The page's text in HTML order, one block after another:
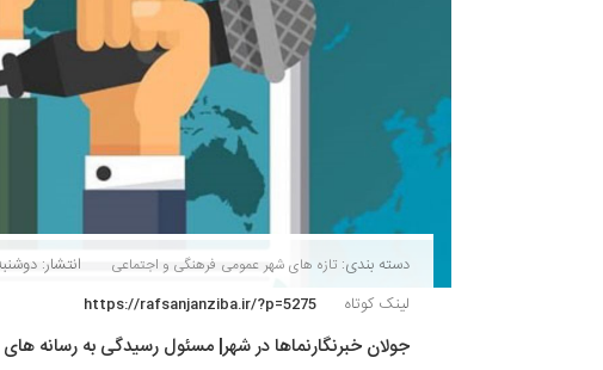
دسته بندی: تازه های شهر عمومی فرهنگی و اجتماعی
انتشار: دوشنبه ۲۷/بهمن/
لینک کوتاه
https://rafsanjanziba.ir/?p=5275
جولان خبرنگارنماها در شهر| مسئول رسیدگی به رسانه